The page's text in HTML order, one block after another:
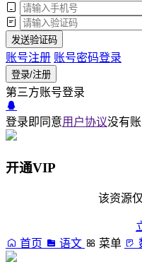
发送验证码
账号注册 账号密码登录
登录/注册
第三方账号登录
登录即同意用户协议没有账
开通VIP
该资源
首页
语文 菜单